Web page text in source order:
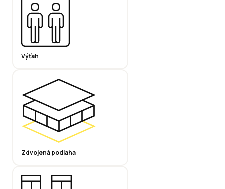
Výťah
Zdvojená podlaha